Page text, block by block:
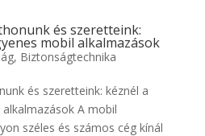
és szeretteink:
mobil alkalmazások
, Biztonságtechnika
és szeretteink: kéznél a
A mobil
széles és számos cég kínál